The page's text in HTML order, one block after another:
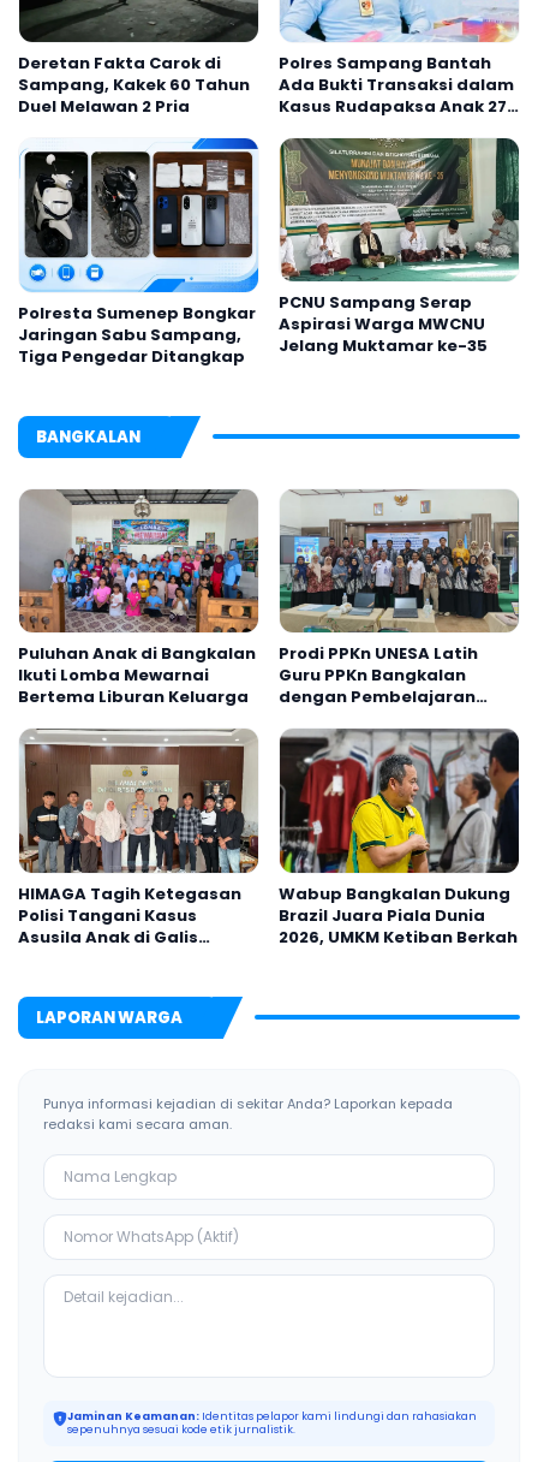
Deretan Fakta Carok di
Sampang, Kakek 60 Tahun
Duel Melawan 2 Pria
Polres Sampang Bantah
Ada Bukti Transaksi dalam
Kasus Rudapaksa Anak 27
Polresta Sumenep Bongkar
Jaringan Sabu Sampang,
Tiga Pengedar Ditangkap
PCNU Sampang Serap
Aspirasi Warga MWCNU
Jelang Muktamar ke-35
BANGKALAN
Puluhan Anak di Bangkalan
Ikuti Lomba Mewarnai
Bertema Liburan Keluarga
Prodi PPKn UNESA Latih
Guru PPKn Bangkalan
dengan Pembelajaran
HIMAGA Tagih Ketegasan
Polisi Tangani Kasus
Asusila Anak di Galis
Wabup Bangkalan Dukung
Brazil Juara Piala Dunia
2026, UMKM Ketiban Berkah
LAPORAN WARGA
Punya informasi kejadian di sekitar Anda? Laporkan kepada
redaksi kami secara aman.
Jaminan Keamanan: Identitas pelapor kami lindungi dan rahasiakan
sepenuhnya sesuai kode etik jurnalistik.